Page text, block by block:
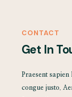
CONTACT
Get In
Praesent
congue justo.